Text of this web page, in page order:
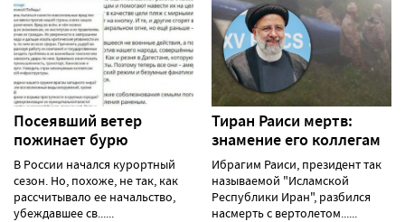
Посеявший ветер
пожинает бурю
В России начался курортный
сезон. Но, похоже, не так, как
рассчитывало ее начальство,
убеждавшее св......
Тиран Раиси мертв:
знамение его коллегам
Ибрагим Раиси, президент так
называемой "Исламской
Республики Иран", разбился
насмерть с вертолетом......